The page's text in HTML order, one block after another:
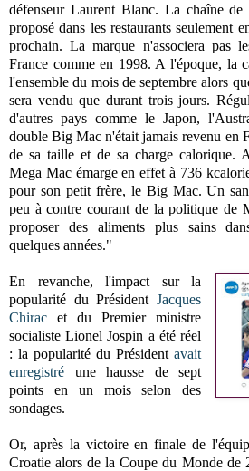
défenseur Laurent Blanc. La chaîne de
proposé dans les restaurants seulement
prochain. La marque n'associera pas
France comme en 1998. A l'époque, la
l'ensemble du mois de septembre alors
sera vendu que durant trois jours.
d'autres pays comme le Japon,
double Big Mac n'était jamais revenu en
de sa taille et de sa charge calorique.
Mega Mac émarge en effet à 736
pour son petit frère, le Big Mac. Un
peu à contre courant de la politique de
proposer des aliments plus sains
quelques années."
En revanche, l'impact sur la
popularité du PrésidentJacques
Chirac et du Premier ministre
socialiste Lionel Jospin a été réel
: la popularité du Présidentavait
enregistré une hausse de sept
points en un mois selon des
sondages.
Or, après la victoire en finale de
Croatie alors de la Coupe du Monde